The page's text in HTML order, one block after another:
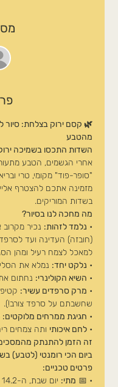
🌿 קסם ירוק בצלחת: סיור
מהטבע
השדות התכסו בשמיכה
אחרי הגשמים, הטבע
"סופר-פוד" מקומי, טרי
מזמינה אתכם להצטרף
בשדות המוריקים.
מה מחכה לנו בסיור?
• נלמד לזהות: נכיר
(חובזה) העדינה ועד
למאכל לצמח רעיל ומהן
• נלקט יחד: נמלא את
• השיא הקולינרי: נחתום
• מרק סרפדים עשיר:
שחשבתם על סרפד צורב!).
• חגיגת ממרחים מלוקטים:
• לחם איכותי ותה צמחים
זה הזמן להתנתק
ביום הכי רומנטי (לטבע)
פרטים טכניים:
• 📅 מתי: יום שבת, ה-14.2